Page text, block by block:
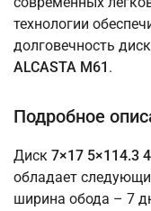
технологии
долговечность
ALCASTA M61 .
Подробное
Диск 7×17 5×114.3
обладает
ширина обода – 7